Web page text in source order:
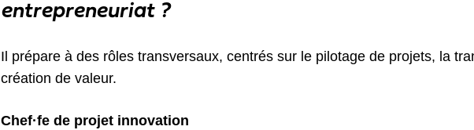
entrepreneuriat ?
Il prépare à des rôles transversaux, centrés sur le pilotage de projets, la
création de valeur.
Chef·fe de projet innovation